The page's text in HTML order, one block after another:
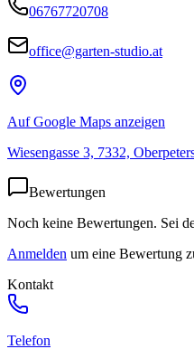
06767720708
office@garten-studio.at
Auf Google Maps anzeigen
Wiesengasse 3, 7332,
Bewertungen
Noch keine Bewertungen. Sei
Anmelden um eine Bewertung
Kontakt
Telefon